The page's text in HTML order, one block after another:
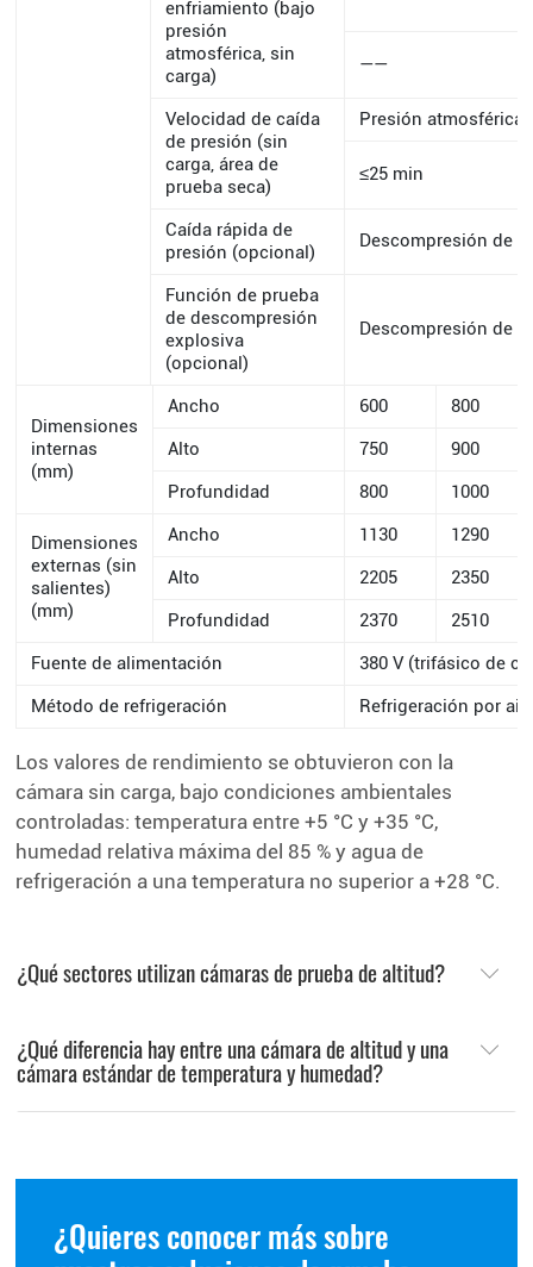
enfriamiento (bajo
presión
atmosférica, sin
carga)
——
Velocidad de caída
de presión (sin
carga, área de
prueba seca)
Presión atmosférica
≤25 min
Caída rápida de
presión (opcional)
Descompresión de
Función de prueba
de descompresión
explosiva
(opcional)
Descompresión de
Dimensiones
internas
(mm)
Ancho 600
800
Alto
750
900
Profundidad
800 1000
Dimensiones
externas (sin
salientes)
(mm)
Ancho 1130
1290
Alto
2205
2350
Profundidad
2370
2510
Fuente de alimentación
380 V (trifásico de
Método de refrigeración
Refrigeración por
Los valores de rendimiento se obtuvieron con la
cámara sin carga, bajo condiciones ambientales
controladas: temperatura entre +5 °C y +35 °C,
humedad relativa máxima del 85 % y agua de
refrigeración a una temperatura no superior a +28 °C.
¿Qué sectores utilizan cámaras de prueba de altitud?
¿Qué diferencia hay entre una cámara de altitud y una
cámara estándar de temperatura y humedad?
¿Quieres conocer más sobre